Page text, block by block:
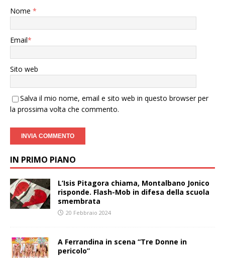
Nome *
Email*
Sito web
Salva il mio nome, email e sito web in questo browser per
la prossima volta che commento.
IN PRIMO PIANO
L’Isis Pitagora chiama, Montalbano Jonico
risponde. Flash-Mob in difesa della scuola
smembrata
20 Febbraio 2024
A Ferrandina in scena “Tre Donne in
pericolo”